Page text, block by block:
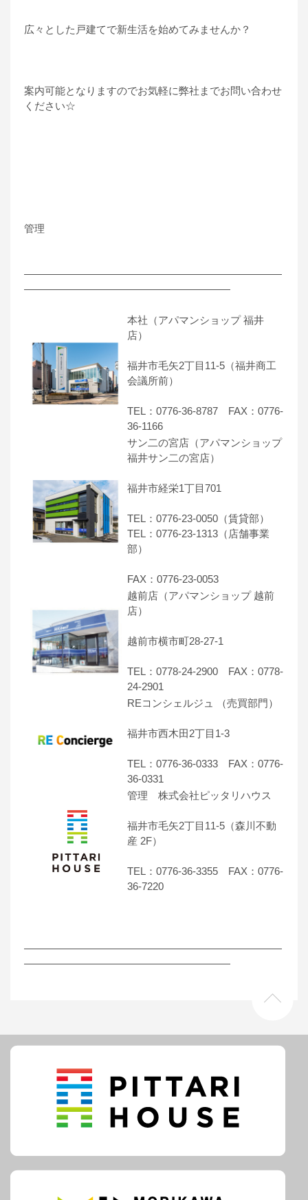
広々とした戸建てで新生活を始めてみませんか？
案内可能となりますのでお気軽に弊社までお問い合わせ
ください☆
管理
―――――――――――――――――――――――――
――――――――――――――――――――
本社（アパマンショップ 福井
店）
福井市毛矢2丁目11-5（福井商工
会議所前）
TEL：0776-36-8787 FAX：0776-
36-1166
サン二の宮店（アパマンショップ
福井サン二の宮店）
福井市経栄1丁目701
TEL：0776-23-0050（賃貸部）
TEL：0776-23-1313（店舗事業
部）
FAX：0776-23-0053
越前店（アパマンショップ 越前
店）
越前市横市町28-27-1
TEL：0778-24-2900 FAX：0778-
24-2901
REコンシェルジュ （売買部門）
福井市西木田2丁目1-3
TEL：0776-36-0333 FAX：0776-
36-0331
管理 株式会社ピッタリハウス
福井市毛矢2丁目11-5（森川不動
産 2F）
TEL：0776-36-3355 FAX：0776-
36-7220
―――――――――――――――――――――――――
――――――――――――――――――――